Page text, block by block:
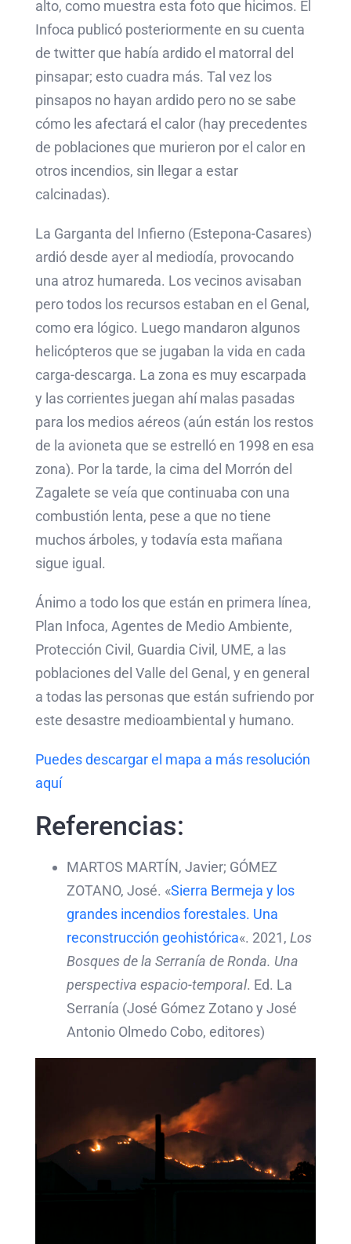
alto, como muestra esta foto que hicimos. El
Infoca publicó posteriormente en su cuenta
de twitter que había ardido el matorral del
pinsapar; esto cuadra más. Tal vez los
pinsapos no hayan ardido pero no se sabe
cómo les afectará el calor (hay precedentes
de poblaciones que murieron por el calor en
otros incendios, sin llegar a estar
calcinadas).
La Garganta del Infierno (Estepona-Casares)
ardió desde ayer al mediodía, provocando
una atroz humareda. Los vecinos avisaban
pero todos los recursos estaban en el Genal,
como era lógico. Luego mandaron algunos
helicópteros que se jugaban la vida en cada
carga-descarga. La zona es muy escarpada
y las corrientes juegan ahí malas pasadas
para los medios aéreos (aún están los restos
de la avioneta que se estrelló en 1998 en esa
zona). Por la tarde, la cima del Morrón del
Zagalete se veía que continuaba con una
combustión lenta, pese a que no tiene
muchos árboles, y todavía esta mañana
sigue igual.
Ánimo a todo los que están en primera línea,
Plan Infoca, Agentes de Medio Ambiente,
Protección Civil, Guardia Civil, UME, a las
poblaciones del Valle del Genal, y en general
a todas las personas que están sufriendo por
este desastre medioambiental y humano.
Puedes descargar el mapa a más resolución
aquí
Referencias:
MARTOS MARTÍN, Javier; GÓMEZ
ZOTANO, José. «Sierra Bermeja y los
grandes incendios forestales. Una
reconstrucción geohistórica«. 2021, Los
Bosques de la Serranía de Ronda. Una
perspectiva espacio-temporal. Ed. La
Serranía (José Gómez Zotano y José
Antonio Olmedo Cobo, editores)